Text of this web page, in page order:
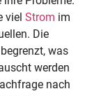
viel Strom im
Die
was
werden
nach